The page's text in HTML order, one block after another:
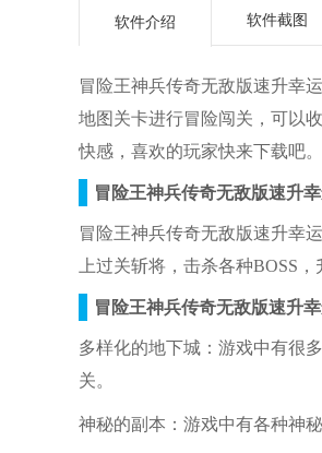
软件介绍 软件截图
冒险王神兵传奇无敌版速升幸
地图关卡进行冒险闯关，可以
快感，喜欢的玩家快来下载吧。
冒险王神兵传奇无敌版速升
冒险王神兵传奇无敌版速升幸
上过关斩将，击杀各种BOSS
冒险王神兵传奇无敌版速升
多样化的地下城：游戏中有很
关。
神秘的副本：游戏中有各种神